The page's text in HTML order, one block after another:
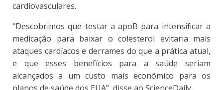
cardiovasculares.
“Descobrimos que testar a apoB para intensificar a
medicação para baixar o colesterol evitaria mais
ataques cardíacos e derrames do que a prática atual,
e que esses benefícios para a saúde seriam
alcançados a um custo mais econômico para os